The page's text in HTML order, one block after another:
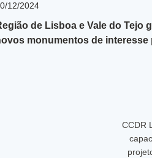
12/2024
de Lisboa e Vale do Tejo
monumentos de interesse
CCDR